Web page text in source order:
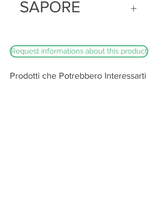
prodotto con latte bovino pastorizzato,
dalla forma rotonda e con una crosta
SAPORE
tempo tende ad assumere
Request informations about this product
Prodotti che Potrebbero Interessarti